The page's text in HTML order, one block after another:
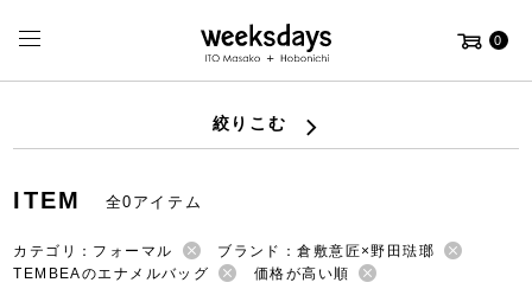
0
絞りこむ
ITEM 全0アイテム
カテゴリ：フォーマル
ブランド：倉敷意匠×野田琺瑯
TEMBEAのエナメルバッグ
価格が高い順